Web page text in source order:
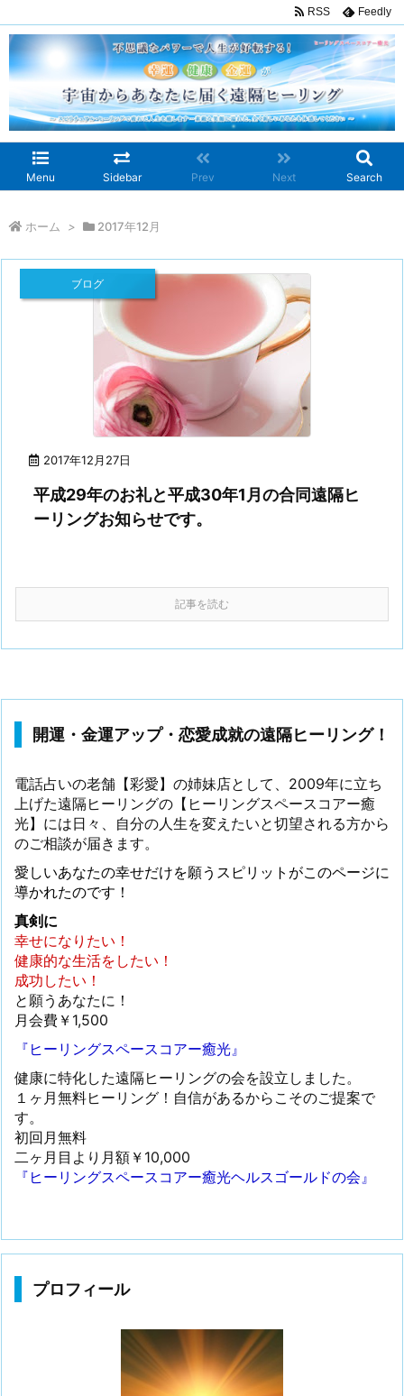
Menu Sidebar Prev Next Search
RSS Feedly
ホーム > 2017年12月
2017年12月27日
ブログ
平成29年のお礼と平成30年1月の合同遠隔ヒ
ーリングお知らせです。
記事を読む
開運・金運アップ・恋愛成就の遠隔ヒーリング！
電話占いの老舗【彩愛】の姉妹店として、2009年に立ち
上げた遠隔ヒーリングの【ヒーリングスペースコアー癒
光】には日々、自分の人生を変えたいと切望される方から
のご相談が届きます。
愛しいあなたの幸せだけを願うスピリットがこのページに
導かれたのです！
真剣に
幸せになりたい！
健康的な生活をしたい！
成功したい！
と願うあなたに！
月会費￥1,500
『ヒーリングスペースコアー癒光』
健康に特化した遠隔ヒーリングの会を設立しました。
１ヶ月無料ヒーリング！自信があるからこそのご提案で
す。
初回月無料
二ヶ月目より月額￥10,000
『ヒーリングスペースコアー癒光ヘルスゴールドの会』
プロフィール